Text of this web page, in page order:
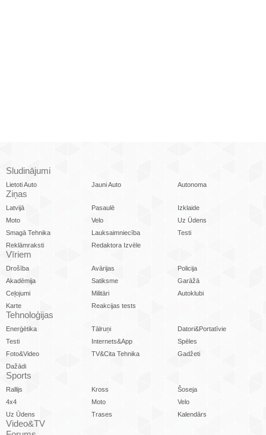
Sludinājumi
Lietoti Auto Jauni Auto Autonoma
Ziņas
Latvijā Pasaulē
Izklaide
Moto
Velo
Uz Ūdens
Smagā Tehnika
Lauksaimniecība
Testi
Reklāmraksti
Redaktora Izvēle
Vīriem
Drošība Avārijas
Policija
Akadēmija
Satiksme
Garāžā
Ceļojumi
Militāri
Autoklubi
Karte
Reakcijas tests
Tehnoloģijas
Enerģētika Tālruņi
Datori&Portatīvie
Testi
Internets&App
Spēles
Foto&Video
TV&Cita Tehnika
Gadžeti
Dažādi
Sports
Rallijs Kross
Šoseja
4x4
Moto
Velo
Uz Ūdens
Trases Kalendārs
Video&TV